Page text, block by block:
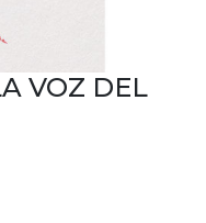
VOZ DEL